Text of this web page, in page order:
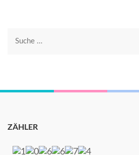
Suche
ZÄHLER